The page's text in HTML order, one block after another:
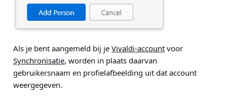
Als je bent aangemeld bij je Vivaldi-account voor
Synchronisatie, worden in plaats daarvan
gebruikersnaam en profielafbeelding uit dat account
weergegeven.